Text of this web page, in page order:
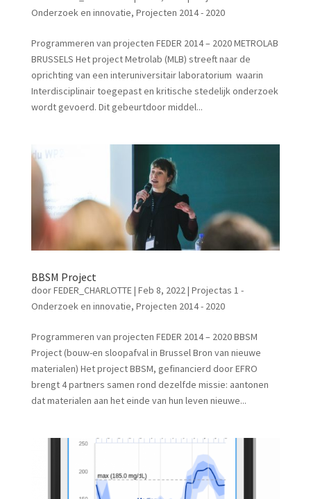
Onderzoek en innovatie, Projecten 2014 - 2020
Programmeren van projecten FEDER 2014 – 2020 METROLAB
BRUSSELS Het project Metrolab (MLB) streeft naar de
oprichting van een interuniversitair laboratorium waarin
Interdisciplinair toegepast en kritische stedelijk onderzoek
wordt gevoerd. Dit gebeurtdoor middel...
BBSM Project
doorFEDER_CHARLOTTE| Feb 8, 2022| Projectas 1 -
Onderzoek en innovatie, Projecten 2014 - 2020
Programmeren van projecten FEDER 2014 – 2020 BBSM
Project (bouw-en sloopafval in Brussel Bron van nieuwe
materialen) Het project BBSM, gefinancierd door EFRO
brengt 4 partners samen rond dezelfde missie: aantonen
dat materialen aan het einde van hun leven nieuwe...